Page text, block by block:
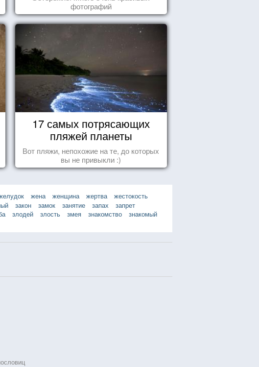
фотографий
17 самых потрясающих
пляжей планеты
Вот пляжи, непохожие на те, до которых
вы не привыкли :)
жена женщина жертва
жестокость
закон замок занятие запах
запрет
злодей злость змея знакомство
знакомый